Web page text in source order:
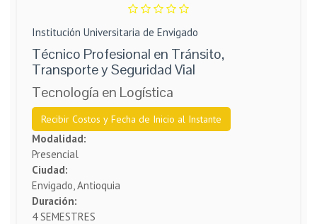
Institución Universitaria de Envigado
Técnico Profesional en Tránsito,
Transporte y Seguridad Vial
Tecnología en Logística
Recibir Costos y Fecha de Inicio al Instante
Modalidad:
Presencial
Ciudad:
Envigado, Antioquia
Duración:
4 SEMESTRES